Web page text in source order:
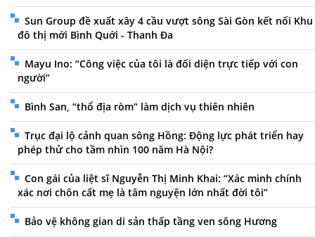
Sun Group đề xuất xây 4 cầu vượt sông Sài Gòn kết nối Khu
đô thị mới Bình Quới - Thanh Đa
Mayu Ino: “Công việc của tôi là đối diện trực tiếp với con
người”
Bình San, “thổ địa ròm” làm dịch vụ thiên nhiên
Trục đại lộ cảnh quan sông Hồng: Động lực phát triển hay
phép thử cho tầm nhìn 100 năm Hà Nội?
Con gái của liệt sĩ Nguyễn Thị Minh Khai: “Xác minh chính
xác nơi chôn cất mẹ là tâm nguyện lớn nhất đời tôi”
Bảo vệ không gian di sản thấp tầng ven sông Hương